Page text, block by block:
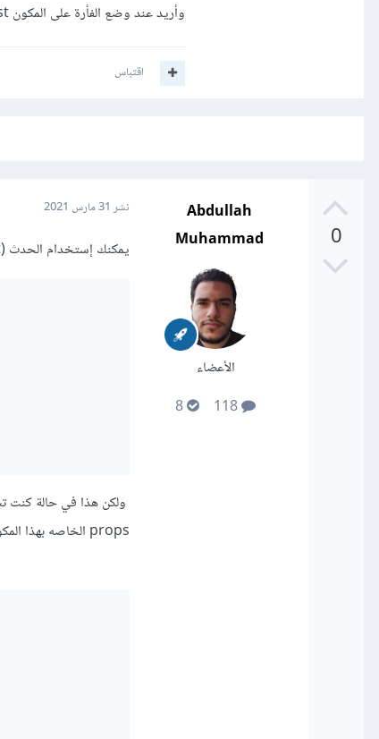
وأريد عند وضع الفأرة على المكون Post أن أستدعي الدالة changeColor
اقتباس
0
Abdullah
Muhammad
الأعضاء
نشر 31 مارس 2021
يمكنك إستخدام الحدث (Event) onMouseOver كالتالي
props الخاصه بهذا المكون ومن ثم إستخدامها داخل المكون على سبيل المثال كالتالي